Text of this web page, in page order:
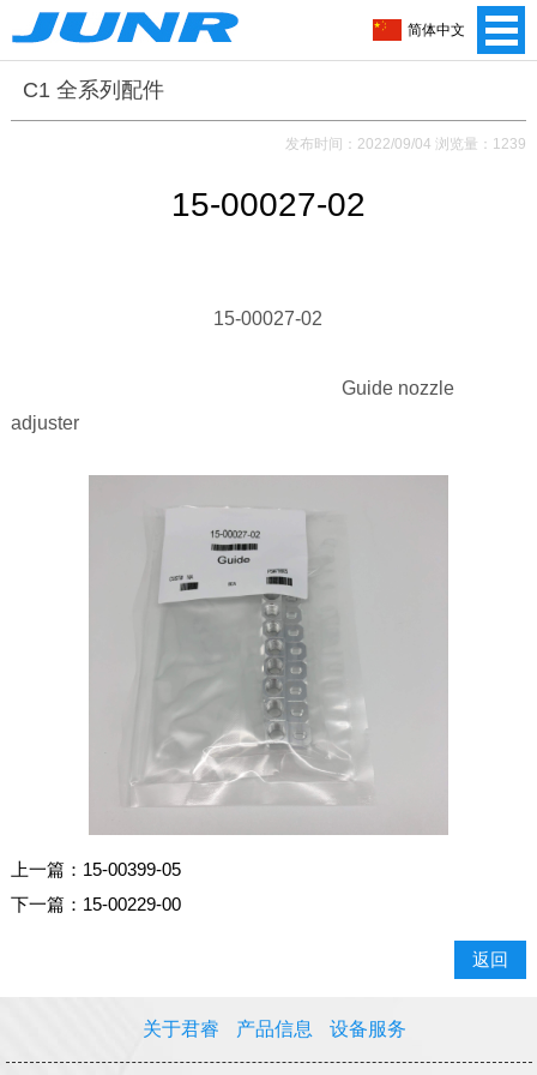
C1 全系列配件
发布时间：2022/09/04 浏览量：1239
15-00027-02
15-00027-02
Guide nozzle
adjuster
上一篇： 15-00399-05
下一篇： 15-00229-00
返回
关于君睿 产品信息 设备服务
简体中文